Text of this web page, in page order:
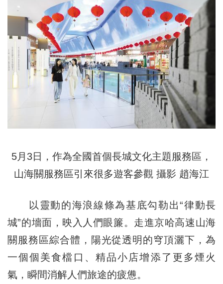
5月3日，作為全國首個長城文化主題服務區，
山海關服務區引來很多遊客參觀 攝影 趙海江
以靈動的海浪線條為基底勾勒出“律動長
城”的墻面，映入人們眼簾。走進京哈高速山海
關服務區綜合體，陽光從透明的穹頂灑下，為
一個個美食檔口、精品小店增添了更多煙火
氣，瞬間消解人們旅途的疲憊。